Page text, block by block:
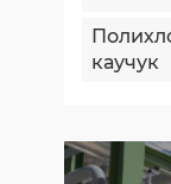
каучук